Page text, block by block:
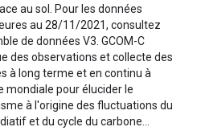
au sol. Pour les données
au 28/11/2021, consultez
de données V3. GCOM-C
des observations et collecte des
à long terme et en continu à
mondiale pour élucider le
à l'origine des fluctuations du
et du cycle du carbone…